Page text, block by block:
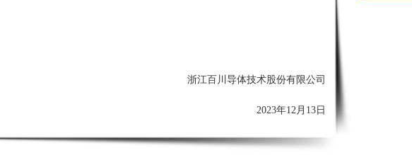
浙江百川导体技术股份有限公司
2023年12月13 日